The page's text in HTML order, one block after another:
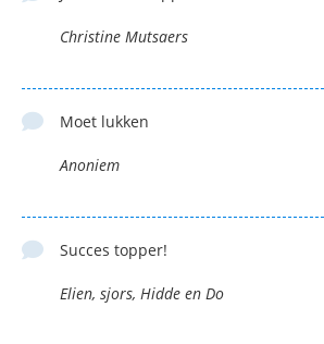
Christine Mutsaers
Moet lukken
Anoniem
Succes topper!
Elien, sjors, Hidde en Do